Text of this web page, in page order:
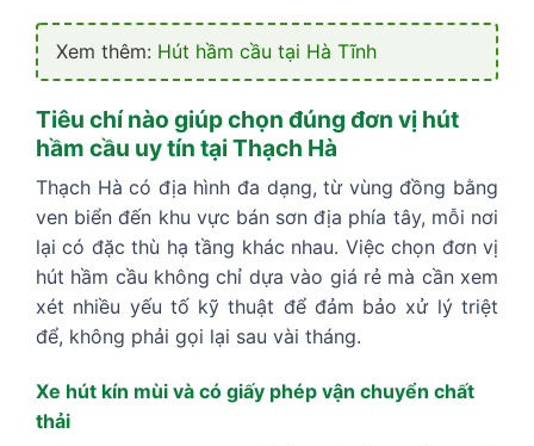
Xem thêm: Hút hầm cầu tại Hà Tĩnh
Tiêu chí nào giúp chọn đúng đơn vị hút
hầm cầu uy tín tại Thạch Hà
Thạch Hà có địa hình đa dạng, từ vùng đồng bằng
ven biển đến khu vực bán sơn địa phía tây, mỗi nơi
lại có đặc thù hạ tầng khác nhau. Việc chọn đơn vị
hút hầm cầu không chỉ dựa vào giá rẻ mà cần xem
xét nhiều yếu tố kỹ thuật để đảm bảo xử lý triệt
để, không phải gọi lại sau vài tháng.
Xe hút kín mùi và có giấy phép vận chuyển chất
thải